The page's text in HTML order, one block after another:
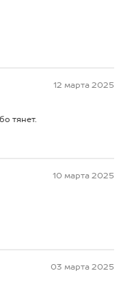
12 марта 2025
тянет.
10 марта 2025
03 марта 2025